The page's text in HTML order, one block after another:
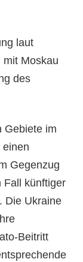
laut
mit Moskau
des
Gebiete im
einen
Gegenzug
Fall künftiger
Die Ukraine
Beitritt